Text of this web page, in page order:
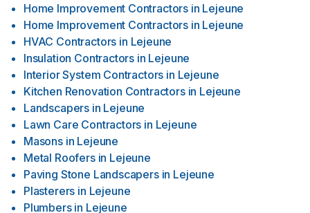
Home Improvement Contractors in Lejeune
Home Improvement Contractors in Lejeune
HVAC Contractors in Lejeune
Insulation Contractors in Lejeune
Interior System Contractors in Lejeune
Kitchen Renovation Contractors in Lejeune
Landscapers in Lejeune
Lawn Care Contractors in Lejeune
Masons in Lejeune
Metal Roofers in Lejeune
Paving Stone Landscapers in Lejeune
Plasterers in Lejeune
Plumbers in Lejeune